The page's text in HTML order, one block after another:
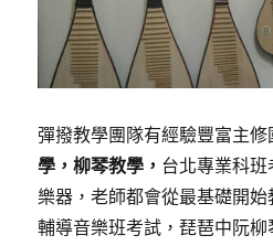
彈撥教學團隊有經驗豐富主修
學，柳琴教學， 台北專業科
樂器，老師都會從最基礎開始
輔導音樂班考試，琵琶中阮柳